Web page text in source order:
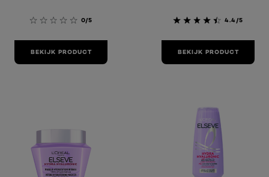
0/5
BEKIJK PRODUCT
4.4/5
BEKIJK PRODUCT